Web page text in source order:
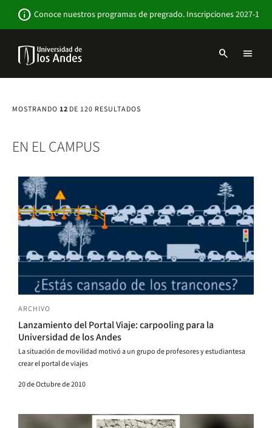
contenido
info Conoce nuestros programas de pregrado. Inscripciones 2027-1
Navbar
Institucional
search menu
MOSTRANDO 12 DE 120 RESULTADOS
EN EL CAMPUS
ARCHIVO
Lanzamiento del Portal Viaje: carpooling para la
Universidad de los Andes
La situación de movilidad motivó a un grupo de profesores y estudiantesa
crear el portal de viajes
20 de Octubre de 2010